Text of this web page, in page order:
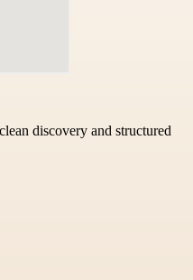
discovery and structured